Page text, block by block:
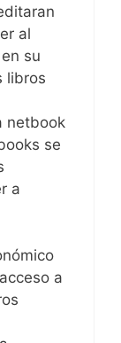
al
su
libros
netbook
se
a
a